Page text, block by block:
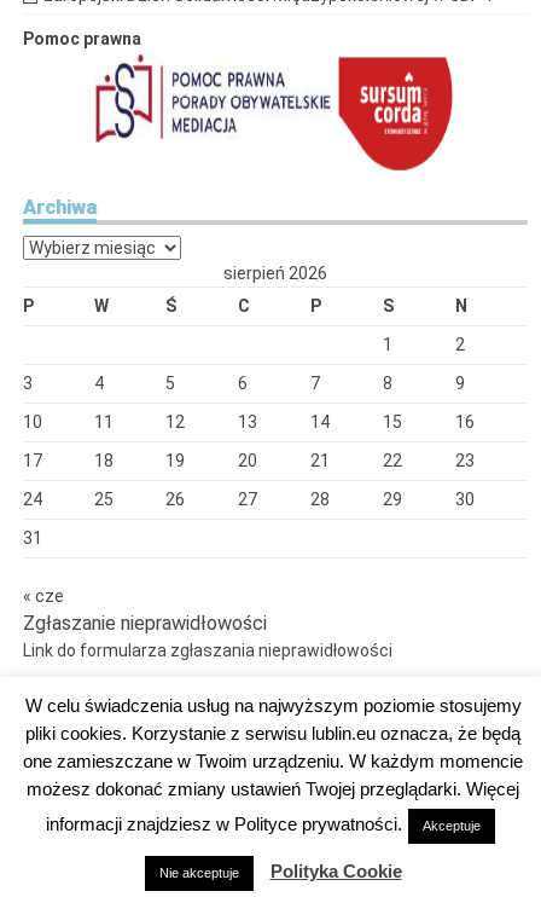
Pomoc prawna
Archiwa
Archiwa
sierpień 2026
P
W Ś C P S
N
1
2
3
4 5 6 7 8
9
10
11 12 13 14 15
16
17
18 19 20 21 22
23
24
25 26 27 28 29
30
31
« cze
Zgłaszanie nieprawidłowości
Link do formularza zgłaszania nieprawidłowości
Dumnie wspierane przez WordPress
DEKLARACJA DOSTĘPNOŚCI
W celu świadczenia usług na najwyższym poziomie stosujemy
pliki cookies. Korzystanie z serwisu lublin.eu oznacza, że będą
one zamieszczane w Twoim urządzeniu. W każdym momencie
możesz dokonać zmiany ustawień Twojej przeglądarki. Więcej
informacji znajdziesz w Polityce prywatności.
Akceptuje
Nie akceptuje Polityka Cookie